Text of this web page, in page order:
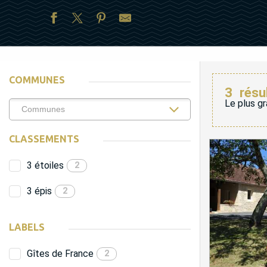
COMMUNES
CLASSEMENTS
3 étoiles 2
3 épis 2
LABELS
Gîtes de France 2
3
Le plus